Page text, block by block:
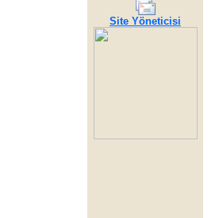
Site Yöneticisi